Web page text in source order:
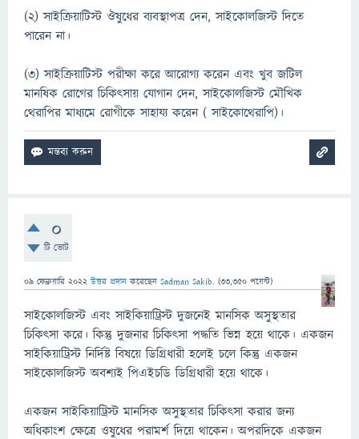
(২) সাইক্রিয়াটিস্ট ঔষুধের ব্যবস্থাপত্র দেন, সাইকোলজিস্ট দিতে
পারেন না।
(৩) সাইক্রিয়াটিস্ট পরীক্ষা করে আরোগ্য করেন এবং খুব জটিল
মানষিক রোগের চিকিৎসায় যোগান দেন, সাইকোলজিস্ট মৌখিক
থেরাপির মাধ্যমে রোগীকে সাহায্য করেন ( সাইকোথেরাপি)।
0
টি ভোট
09 ফেব্রুয়ারি 2022 উত্তর প্রদান করেছেন Sadman Sakib. (33,350 পয়েন্ট)
সাইকোলজিস্ট এবং সাইকিয়াট্রিস্ট দুজনেই মানসিক অসুস্থতার
চিকিৎসা করে। কিন্তু দুজনার চিকিৎসা পদ্ধতি ভিন্ন হয়ে থাকে। একজন
সাইকিয়াট্রিস্ট নির্দিষ্ট বিষয়ে ডিগ্রিধারী হলেই চলে কিন্তু একজন
সাইকোলজিস্ট অবশ্যই পিএইচডি ডিগ্রিধারী হয়ে থাকে।
একজন সাইকিয়াট্রিস্ট মানসিক অসুস্থতার চিকিৎসা করার জন্য
অধিকাংশ ক্ষেত্রে ওষুধের পরামর্শ দিয়ে থাকেন। অপরদিকে একজন